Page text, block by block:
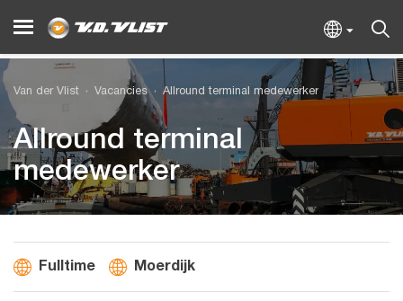
Van der Vlist Vacancies Allround terminal medewerker
Allround terminal
medewerker
Fulltime Moerdijk